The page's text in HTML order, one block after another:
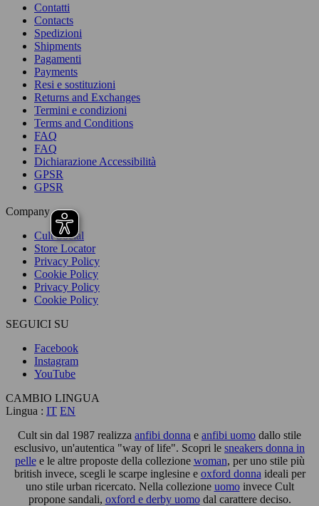
Contatti
Contacts
Spedizioni
Shipments
Pagamenti
Payments
Resi e sostituzioni
Returns and Exchanges
Termini e condizioni
Terms and Conditions
FAQ
FAQ
Dichiarazione Accessibilità
GPSR
GPSR
Company
Cult Social
Store Locator
Privacy Policy
Cookie Policy
Privacy Policy
Cookie Policy
SEGUICI SU
Facebook
Instagram
YouTube
CAMBIO LINGUA
Lingua : IT EN
Cult sin dal 1987 realizza anfibi donna e anfibi uomo dallo stile
esclusivo, un'autentica "way of life". Scopri le sneakers donna in
pellee le altre proposte della collezione woman, per uno stile più
british invece, scegli le scarpe inglesine e oxford donna ideali per
uno stile urban ricercato. Nella collezione uomoinvece Cult
propone sandali, oxford e derby uomodal carattere deciso.